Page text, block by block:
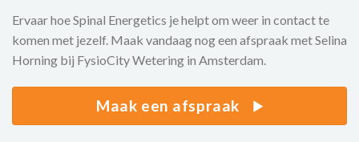
Ervaar hoe Spinal Energetics je helpt om weer in contact te
komen met jezelf. Maak vandaag nog een afspraak met Selina
Horning bij FysioCity Wetering in Amsterdam.
Maak een afspraak